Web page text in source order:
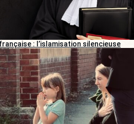
française : l’islamisation silencieuse